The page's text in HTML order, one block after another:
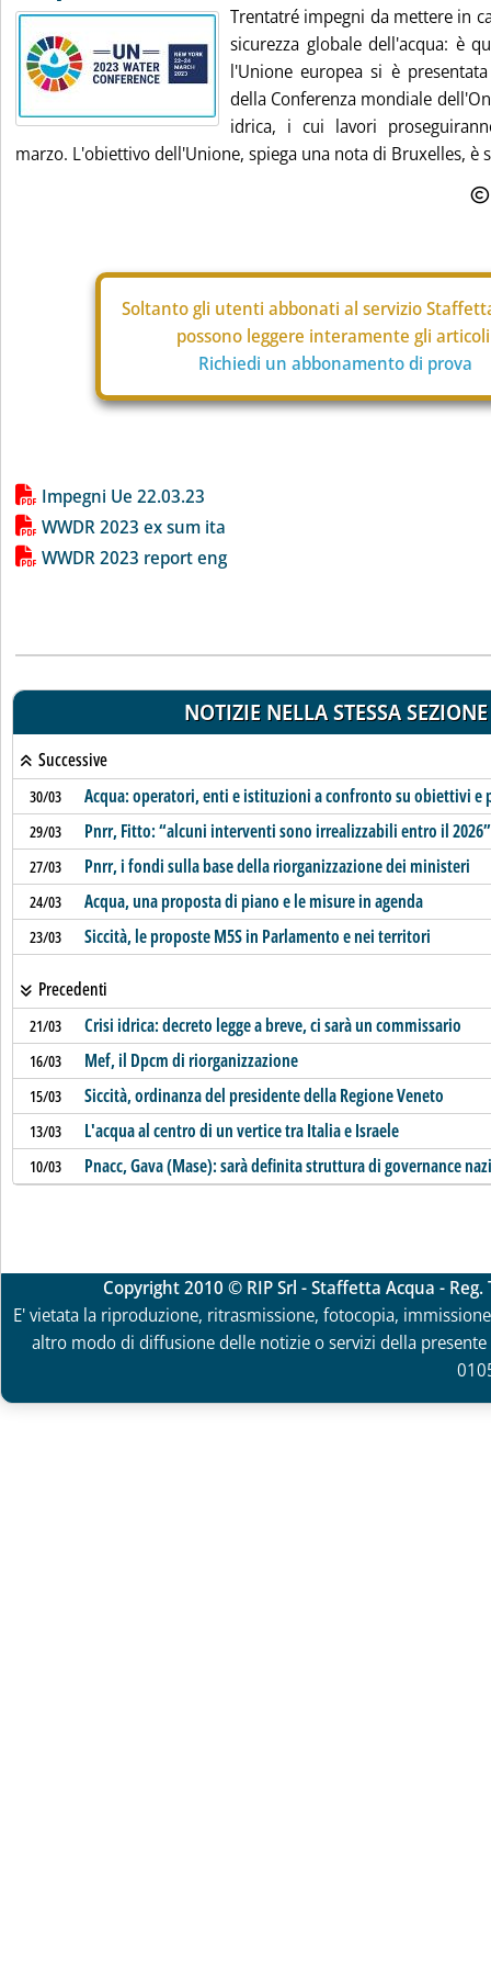
Trentatré impegni da mettere in
sicurezza globale dell'acqua: è
l'Unione europea si è
della Conferenza mondiale
idrica, i cui lavori
marzo. L'obiettivo dell'Unione, spiega una nota di Bruxelles, è
Soltanto gli utenti abbonati al servizio
possono leggere interamente gli
Richiedi un abbonamento di prova
Lista allegati PDF alla notizia
Impegni Ue 22.03.23
WWDR 2023 ex sum ita
WWDR 2023 report eng
NOTIZIE NELLA STESSA SEZIONE
Successive
30/03 Acqua: operatori, enti e istituzioni a confronto su obiettivi e
29/03 Pnrr, Fitto: “alcuni interventi sono irrealizzabili entro il 2026”
27/03 Pnrr, i fondi sulla base della riorganizzazione dei ministeri
24/03 Acqua, una proposta di piano e le misure in agenda
23/03 Siccità, le proposte M5S in Parlamento e nei territori
Precedenti
21/03 Crisi idrica: decreto legge a breve, ci sarà un commissario
16/03 Mef, il Dpcm di riorganizzazione
15/03 Siccità, ordinanza del presidente della Regione Veneto
13/03 L'acqua al centro di un vertice tra Italia e Israele
10/03 Pnacc, Gava (Mase): sarà definita struttura di governance
Copyright 2010 © RIP Srl - Staffetta Acqua -
E' vietata la riproduzione, ritrasmissione, fotocopia,
altro modo di diffusione delle notizie o servizi della